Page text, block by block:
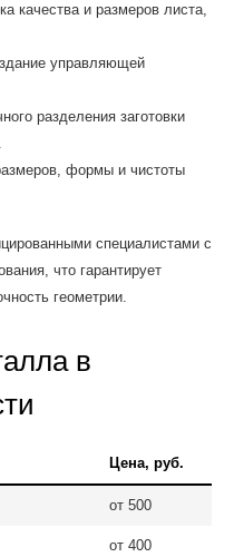
качества и размеров листа,
управляющей
разделения заготовки
формы и чистоты
специалистами с
что гарантирует
геометрии.
в
Цена, руб.
от 500
от 400